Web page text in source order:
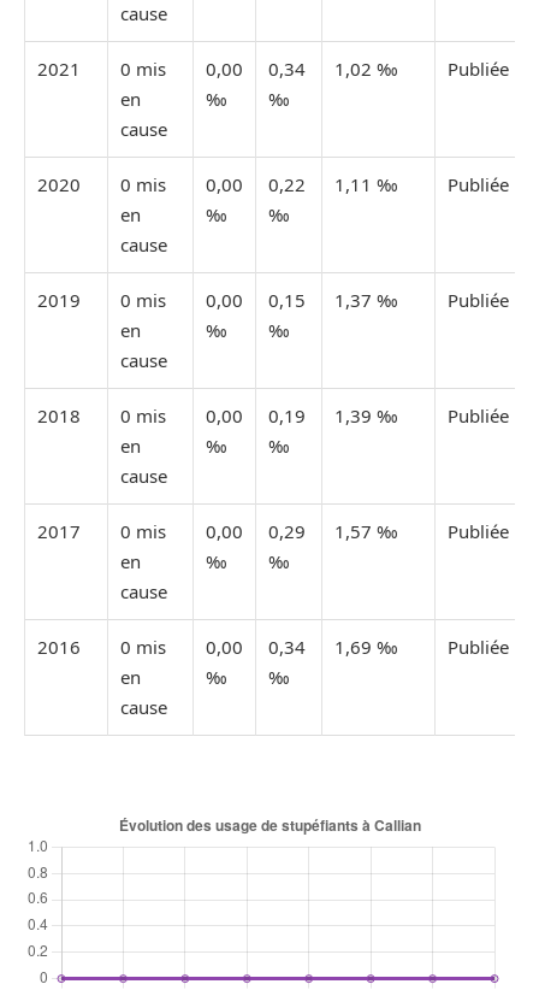
cause
2021
0 mis
en
cause
0,00
‰
0,34
‰
1,02 ‰ Publiée
2020
0 mis
en
cause
0,00
‰
0,22
‰
1,11 ‰ Publiée
2019
0 mis
en
cause
0,00
‰
0,15
‰
1,37 ‰ Publiée
2018
0 mis
en
cause
0,00
‰
0,19
‰
1,39 ‰ Publiée
2017
0 mis
en
cause
0,00
‰
0,29
‰
1,57 ‰ Publiée
2016
0 mis
en
cause
0,00
‰
0,34
‰
1,69 ‰ Publiée